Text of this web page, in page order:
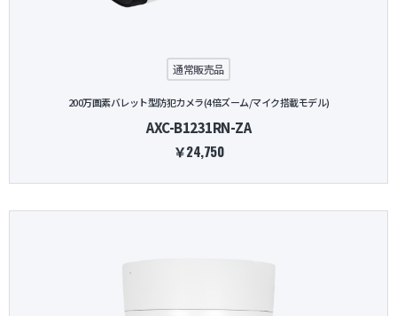
通常販売品
200万画素バレット型防犯カメラ(4倍ズーム/マイク搭載モデル)
AXC-B1231RN-ZA
￥24,750